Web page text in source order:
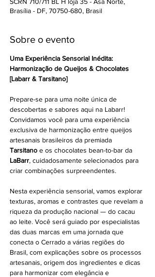
Brasília - DF, 70750-680, Brasil
Sobre o evento
Uma Experiência Sensorial Inédita:
Harmonização de Queijos & Chocolates
[Labarr & Tarsitano]
Prepare-se para uma noite única de
descobertas e sabores aqui na Labarr!
Convidamos você para uma experiência
exclusiva de harmonização entre queijos
artesanais brasileiros da premiada
Tarsitano e os chocolates bean-to-bar da
LaBarr, cuidadosamente selecionados para
criar combinações surpreendentes.
Nesta experiência sensorial, vamos explorar
texturas, aromas e contrastes que revelam a
riqueza da produção nacional — do cacau
ao leite. Você será guiado por especialistas
das duas marcas em uma jornada que
conecta o Cerrado a várias regiões do
Brasil, com explicações sobre os processos
artesanais, origem dos ingredientes e dicas
para harmonizar com elegância e